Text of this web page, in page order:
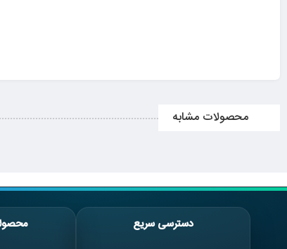
محصولات مشابه
دسترسی سریع